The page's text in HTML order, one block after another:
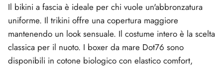
Il bikini a fascia è ideale per chi vuole un'abbronzatura
uniforme. Il trikini offre una copertura maggiore
mantenendo un look sensuale. Il costume intero è la scelta
classica per il nuoto. I boxer da mare Dot76 sono
disponibili in cotone biologico con elastico comfort,